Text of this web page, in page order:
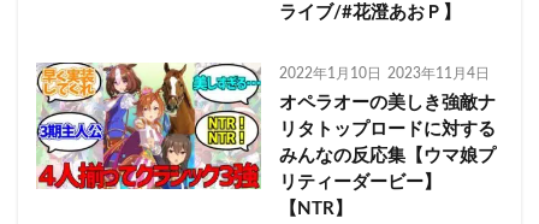
ライブ/#花澄あおＰ】
2022年1月10日 2023年11月4日
オペラオーの美しき強敵ナ
リタトップロードに対する
みんなの反応集【ウマ娘プ
リティーダービー】
【NTR】